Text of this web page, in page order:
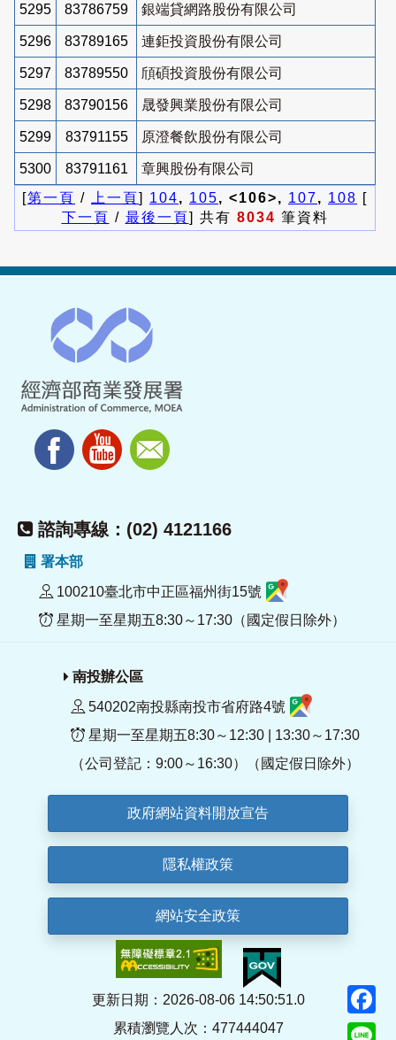
5295 83786759 銀端貸網路股份有限公司
5296 83789165 連鉅投資股份有限公司
5297 83789550 頎碩投資股份有限公司
5298 83790156 晟發興業股份有限公司
5299 83791155 原澄餐飲股份有限公司
5300 83791161
章興股份有限公司
[第一頁 / 上一頁] 104, 105, <106>, 107, 108 [
下一頁 / 最後一頁] 共有 8034 筆資料
諮詢專線：(02) 4121166
署本部
100210臺北市中正區福州街15號
星期一至星期五8:30～17:30（國定假日除外）
南投辦公區
540202南投縣南投市省府路4號
星期一至星期五8:30～12:30 | 13:30～17:30
（公司登記：9:00～16:30）（國定假日除外）
政府網站資料開放宣告
隱私權政策
網站安全政策
更新日期：2026-08-06 14:50:51.0
累積瀏覽人次：477444047